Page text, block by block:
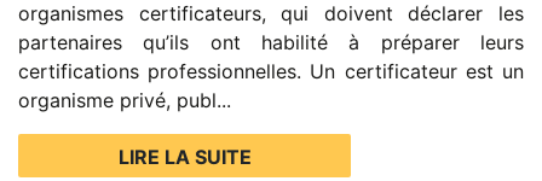
organismes certificateurs, qui doivent déclarer les
partenaires qu’ils ont habilité à préparer leurs
certifications professionnelles. Un certificateur est un
organisme privé, publ...
LIRE LA SUITE